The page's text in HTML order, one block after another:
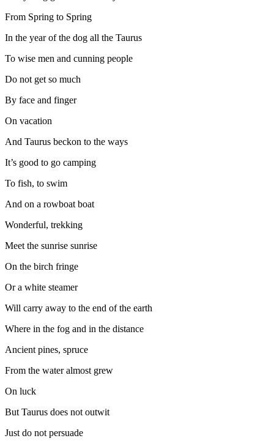
From Spring to Spring
In the year of the dog all the Taurus
To wise men and cunning people
Do not get so much
By face and finger
On vacation
And Taurus beckon to the ways
It’s good to go camping
To fish, to swim
And on a rowboat boat
Wonderful, trekking
Meet the sunrise sunrise
On the birch fringe
Or a white steamer
Will carry away to the end of the earth
Where in the fog and in the distance
Ancient pines, spruce
From the water almost grew
On luck
But Taurus does not outwit
Just do not persuade